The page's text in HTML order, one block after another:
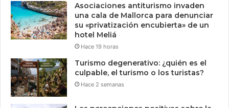
Asociaciones antiturismo invaden
una cala de Mallorca para denunciar
su «privatización encubierta» de un
hotel Meliá
Hace 19 horas
Turismo degenerativo: ¿quién es el
culpable, el turismo o los turistas?
Hace 2 semanas